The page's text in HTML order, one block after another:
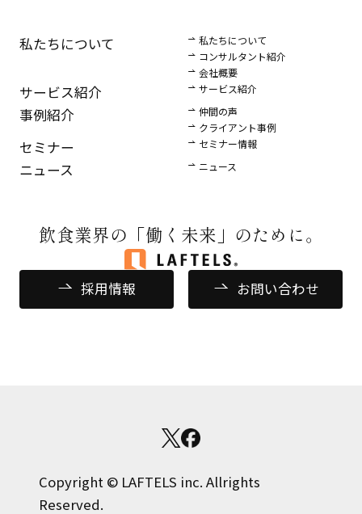
飲食業界の 「働く未来」のために。
私たちについて
私たちについて
コンサルタント紹介
会社概要
サービス紹介 サービス紹介
事例紹介
仲間の声
クライアント事例
セミナー セミナー情報
ニュース ニュース
採用情報 お問い合わせ
Copyright © LAFTELS inc. Allrights
Reserved.